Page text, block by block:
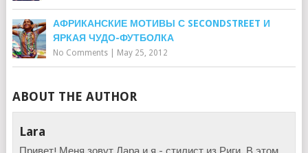
АФРИКАНСКИЕ МОТИВЫ С SECONDSTREET И
ЯРКАЯ ЧУДО-ФУТБОЛКА
No Comments| May 25, 2012
ABOUT THE AUTHOR
Lara